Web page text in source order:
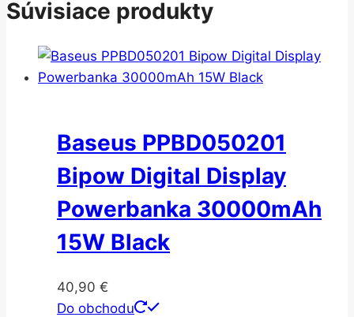
Súvisiace produkty
Baseus PPBD050201
Bipow Digital Display
Powerbanka 30000mAh
15W Black
40,90 €
Do obchodu